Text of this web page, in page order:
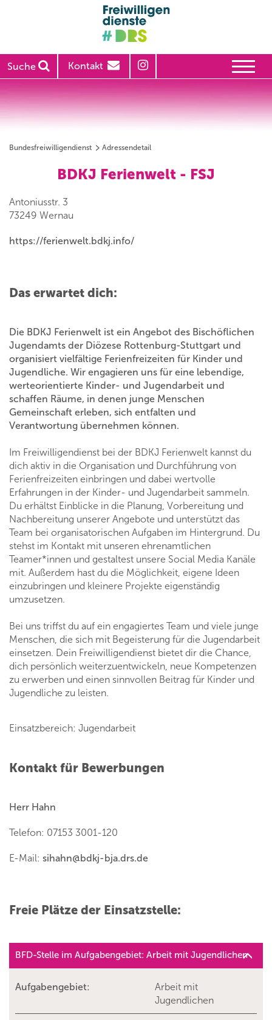
Suche Kontakt
Bundesfreiwilligendienst Adressendetail
BDKJ Ferienwelt - FSJ
Antoniusstr. 3
73249 Wernau
https://ferienwelt.bdkj.info/
Das erwartet dich:
Die BDKJ Ferienwelt ist ein Angebot des Bischöflichen
Jugendamts der Diözese Rottenburg-Stuttgart und
organisiert vielfältige Ferienfreizeiten für Kinder und
Jugendliche. Wir engagieren uns für eine lebendige,
werteorientierte Kinder- und Jugendarbeit und
schaffen Räume, in denen junge Menschen
Gemeinschaft erleben, sich entfalten und
Verantwortung übernehmen können.
Im Freiwilligendienst bei der BDKJ Ferienwelt kannst du
dich aktiv in die Organisation und Durchführung von
Ferienfreizeiten einbringen und dabei wertvolle
Erfahrungen in der Kinder- und Jugendarbeit sammeln.
Du erhältst Einblicke in die Planung, Vorbereitung und
Nachbereitung unserer Angebote und unterstützt das
Team bei organisatorischen Aufgaben im Hintergrund. Du
stehst im Kontakt mit unseren ehrenamtlichen
Teamer*innen und gestaltest unsere Social Media Kanäle
mit. Außerdem hast du die Möglichkeit, eigene Ideen
einzubringen und kleinere Projekte eigenständig
umzusetzen.
Bei uns triffst du auf ein engagiertes Team und viele junge
Menschen, die sich mit Begeisterung für die Jugendarbeit
einsetzen. Dein Freiwilligendienst bietet dir die Chance,
dich persönlich weiterzuentwickeln, neue Kompetenzen
zu erwerben und einen sinnvollen Beitrag für Kinder und
Jugendliche zu leisten.
Einsatzbereich: Jugendarbeit
Kontakt für Bewerbungen
Herr Hahn
Telefon: 07153 3001-120
E-Mail: sihahn@bdkj-bja.drs.de
Freie Plätze der Einsatzstelle:
BFD-Stelle im Aufgabengebiet: Arbeit mit Jugendlichen
Aufgabengebiet:
Arbeit mit
Jugendlichen